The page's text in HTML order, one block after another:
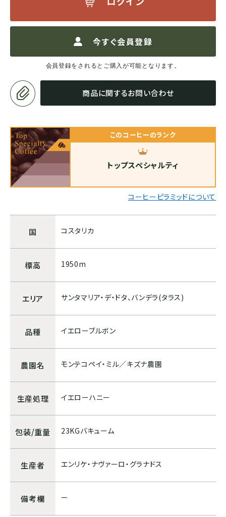
今すぐ会員登録
会員登録をされるとご購入が可能となります。
商品に関するお問い合わせ
このコーヒーのランク
トップスペシャルティ
コーヒーピラミッドについて
国 コスタリカ
標高 1950m
エリア サンタマリア・デ・ドタ、バンデラ(タラス)
品種 イエローブルボン
農園名 モンテコペイ・ミル／キズナ農園
生産処理 イエローハニー
包装/重量 23KGバキューム
生産者 エンリケ・ナヴァーロ・グラナドス
備考欄 ー
ニカラグア
ホンジュラス
パナマ
SOUTH AMERICA
ブラジル
コロンビア
エクアドル
ペルー
ボリビア
CARIB
ジャマイカ
ドミニカ